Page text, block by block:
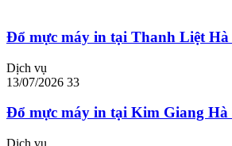
Đổ mực máy in tại Thanh Liệt Hà
Dịch vụ
13/07/2026 33
Đổ mực máy in tại Kim Giang Hà
Dịch vụ